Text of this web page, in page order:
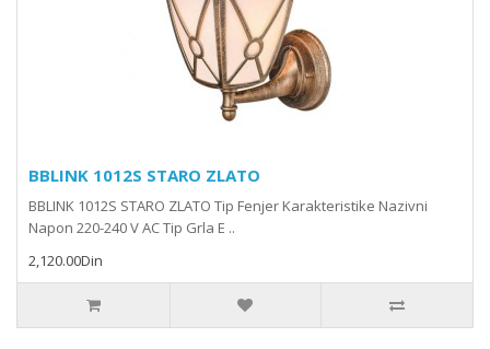
BBLINK 1012S STARO ZLATO
BBLINK 1012S STARO ZLATO Tip Fenjer Karakteristike Nazivni
Napon 220-240 V AC Tip Grla E ..
2,120.00Din